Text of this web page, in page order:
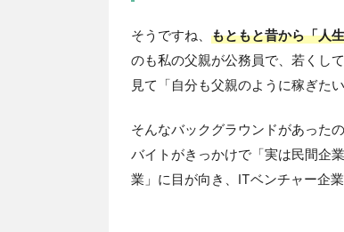
そうですね、 もともと昔から「人
のも私の父親が公務員で、若くし
見て「自分も父親のように稼ぎた
そんなバックグラウンドがあった
バイトがきっかけで「実は民間企
業」に目が向き、ITベンチャー企